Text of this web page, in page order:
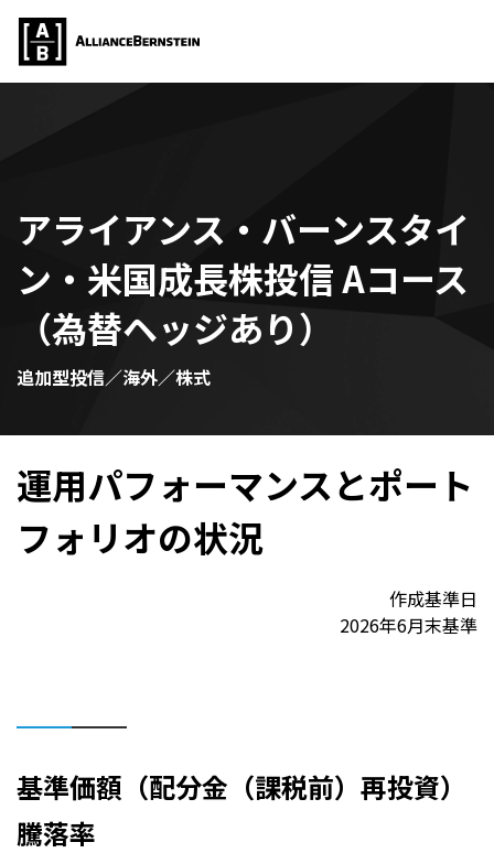
アライアンス・バーンスタイ
ン・米国成長株投信 Aコース
（為替ヘッジあり）
追加型投信／海外／株式
運用パフォーマンスとポート
フォリオの状況
作成基準日
2026年6月末基準
基準価額（配分金（課税前）再投資）
騰落率